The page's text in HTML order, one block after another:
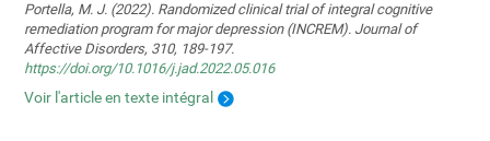
Portella, M. J. (2022). Randomized clinical trial of integral cognitive
remediation program for major depression (INCREM). Journal of
Affective Disorders, 310, 189-197.
https://doi.org/10.1016/j.jad.2022.05.016
Voir l'article en texte intégral